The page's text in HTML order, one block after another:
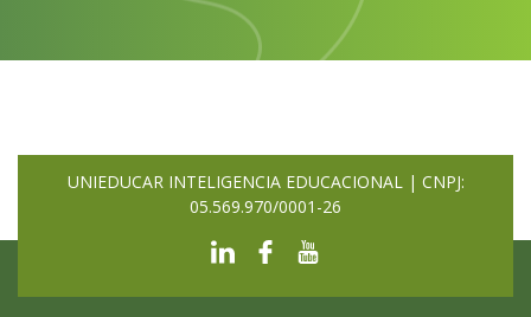
UNIEDUCAR INTELIGENCIA EDUCACIONAL | CNPJ:
05.569.970/0001-26